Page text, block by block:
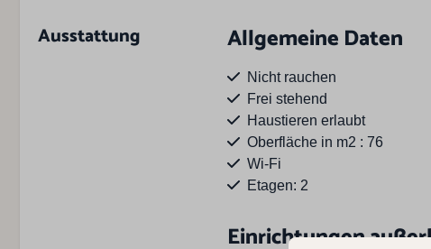
Ausstattung Allgemeine Daten
Nicht rauchen
Frei stehend
Haustieren erlaubt
Oberfläche in m2 : 76
Wi-Fi
Etagen: 2
Einrichtungen